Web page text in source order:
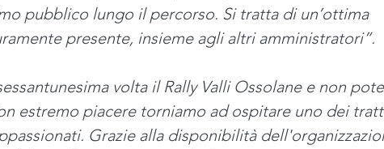
pubblico lungo il percorso. Si tratta di un’ottima
presente, insieme agli altri amministratori”.
volta il Rally Valli Ossolane e non
estremo piacere torniamo ad ospitare uno dei
Grazie alla disponibilità